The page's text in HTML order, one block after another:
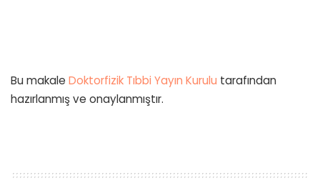
Bu makale Doktorfizik Tıbbi Yayın Kurulu tarafından
hazırlanmış ve onaylanmıştır.